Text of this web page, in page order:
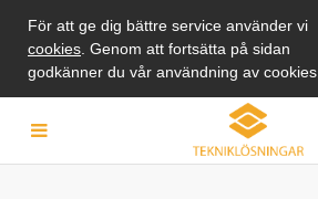
För att ge dig bättre service använder vi
cookies . Genom att fortsätta på sidan
godkänner du vår användning av cookies.